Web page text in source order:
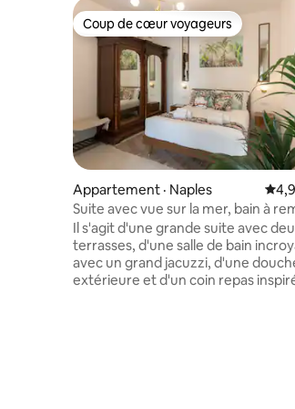
Coup de cœur voyageurs
Coup de cœur voyageurs
Appartement · Naples
Suite avec vue sur la mer, bain à
privé et terrasse
Il s'agit d'une grande suite avec
terrasses, d'une salle de bain
avec un grand jacuzzi, d'une
extérieure et d'un coin repas